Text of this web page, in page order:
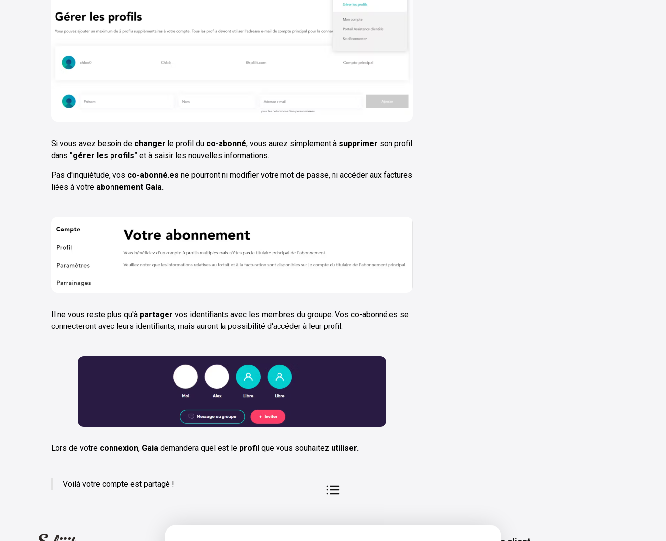
Si vous avez besoin de changer le profil du co-abonné, vous aurez simplement à supprimer son profil
dans "gérer les profils" et à saisir les nouvelles informations.
Pas d'inquiétude, vos co-abonné.es ne pourront ni modifier votre mot de passe, ni accéder aux factures
liées à votre abonnement Gaia.
Il ne vous reste plus qu'à partager vos identifiants avec les membres du groupe. Vos co-abonné.es se
connecteront avec leurs identifiants, mais auront la possibilité d'accéder à leur profil.
Lors de votre connexion, Gaia demandera quel est le profil que vous souhaitez utiliser.
Voilà votre compte est partagé !